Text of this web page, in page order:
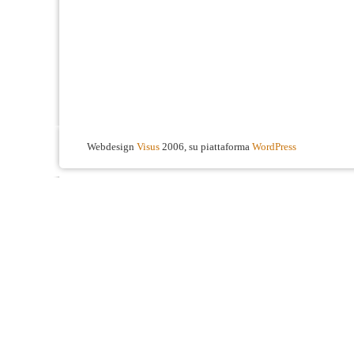
Webdesign Visus 2006, su piattaforma WordPress